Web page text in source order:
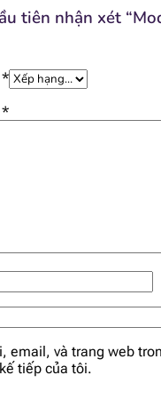
mcg 0.15
mg 30
mg 75.6
mg
tiên nhận xét
*
*
email, và trang web
tiếp của tôi.